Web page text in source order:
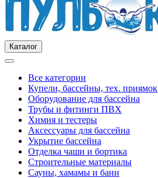
Каталог
Все категории
Купели, бассейны, тех. приямок
Оборудование для бассейна
Трубы и фитинги ПВХ
Химия и тестеры
Аксессуары для бассейна
Укрытие бассейна
Отделка чаши и бортика
Строительные материалы
Сауны, хамамы и бани